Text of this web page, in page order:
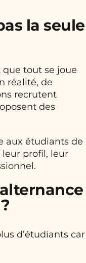
la seule
que tout se joue
réalité, de
recrutent
des
aux étudiants de
profil, leur
d’étudiants car